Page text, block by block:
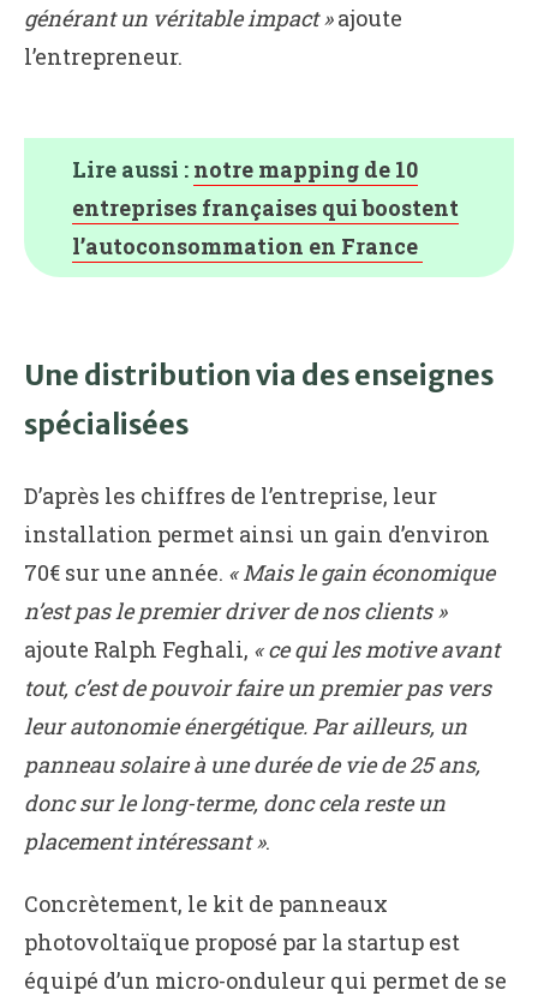
générant un véritable impact »ajoute
l’entrepreneur.
Lire aussi : notre mapping de 10
entreprises françaises qui boostent
l’autoconsommation en France
Une distribution via des enseignes
spécialisées
D’après les chiffres de l’entreprise, leur
installation permet ainsi un gain d’environ
70€ sur une année. « Mais le gain économique
n’est pas le premier driver de nos clients »
ajoute Ralph Feghali, « ce qui les motive avant
tout, c’est de pouvoir faire un premier pas vers
leur autonomie énergétique. Par ailleurs, un
panneau solaire à une durée de vie de 25 ans,
donc sur le long-terme, donc cela reste un
placement intéressant ».
Concrètement, le kit de panneaux
photovoltaïque proposé par la startup est
équipé d’un micro-onduleur qui permet de se